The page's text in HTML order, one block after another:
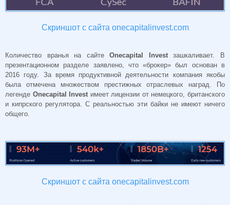
Скриншот с сайта onecapitalinvest.com
Количество вранья на сайтеOnecapital Investзашкаливает. В
презентационном разделе заявлено, что «брокер» был основан в
2016 году. За время продуктивной деятельности компания якобы
была отмечена множеством престижных отраслевых наград. По
легенде Onecapital Invest имеет лицензии от немецкого, британского
и кипрского регулятора. С реальностью эти байки не имеют ничего
общего.
Скриншот с сайта onecapitalinvest.com